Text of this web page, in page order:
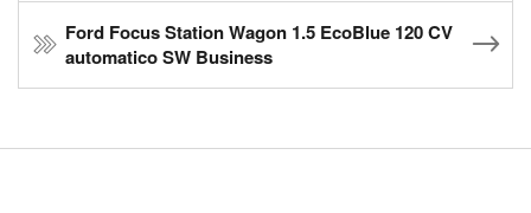
Ford Focus Station Wagon 1.5 EcoBlue 120 CV
automatico SW Business